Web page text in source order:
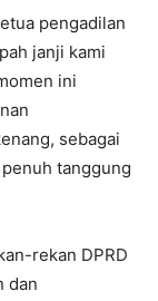
pengadilan
janji kami
ini
sebagai
tanggung
rekan DPRD
dan